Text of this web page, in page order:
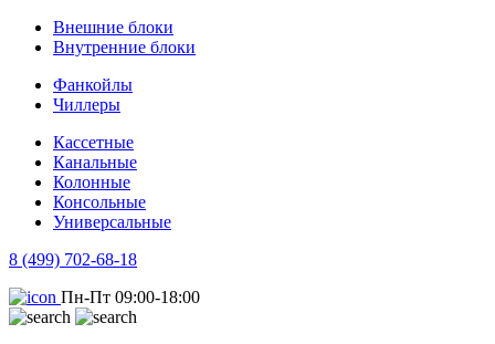
Внешние блоки
Внутренние блоки
Фанкойлы
Чиллеры
Кассетные
Канальные
Колонные
Консольные
Универсальные
8 (499) 702-68-18
Пн-Пт 09:00-18:00